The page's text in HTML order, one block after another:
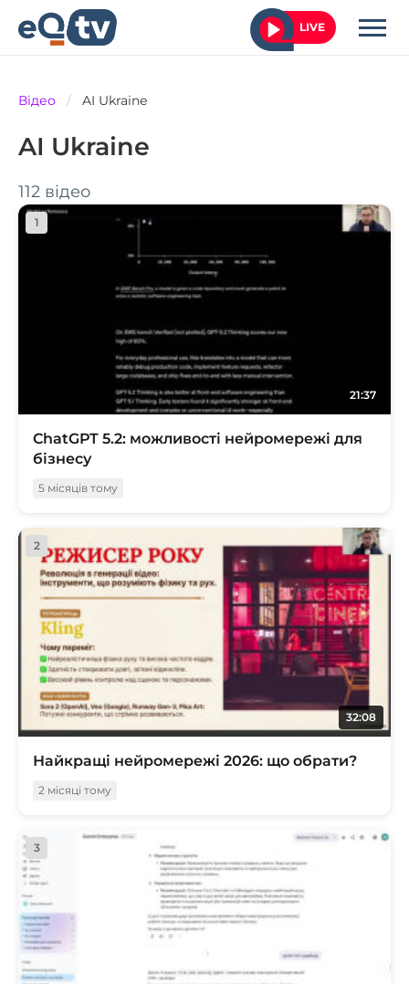
LIVE
Відео / AI Ukraine
AI Ukraine
112 відео
1
21:37
ChatGPT 5.2: можливості нейромережі для
бізнесу
5 місяців тому
2
32:08
Найкращі нейромережі 2026: що обрати?
2 місяці тому
3